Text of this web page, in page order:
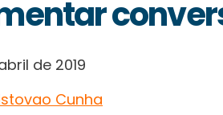
de 2019
Cunha